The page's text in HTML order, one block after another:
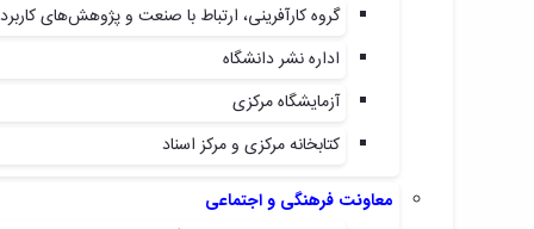
گروه کارآفرینی، ارتباط با صنعت و پژوهش‌های
اداره نشر دانشگاه
آزمایشگاه مرکزی
کتابخانه مرکزی و مرکز اسناد
معاونت فرهنگی و اجتماعی